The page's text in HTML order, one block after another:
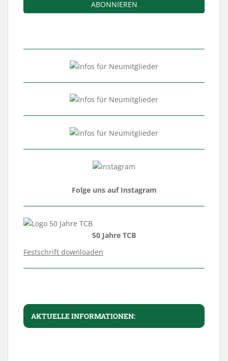
Folge uns auf Instagram
50 Jahre TCB
Festschrift downloaden
AKTUELLE INFORMATIONEN: